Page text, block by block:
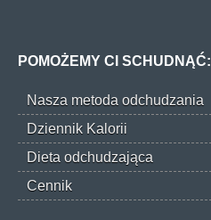
POMOŻEMY CI SCHUDNĄĆ:
Nasza metoda odchudzania
Dziennik Kalorii
Dieta odchudzająca
Cennik